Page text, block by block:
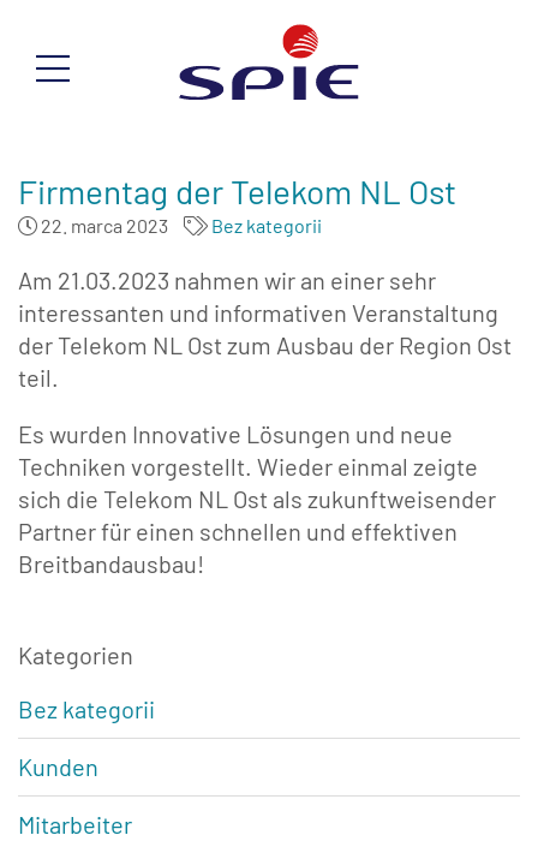
Firmentag der Telekom NL Ost
22. marca 2023 Bez kategorii
Am 21.03.2023 nahmen wir an einer sehr
interessanten und informativen Veranstaltung
der Telekom NL Ost zum Ausbau der Region Ost
teil.
Es wurden Innovative Lösungen und neue
Techniken vorgestellt. Wieder einmal zeigte
sich die Telekom NL Ost als zukunftweisender
Partner für einen schnellen und effektiven
Breitbandausbau!
Kategorien
Bez kategorii
Kunden
Mitarbeiter